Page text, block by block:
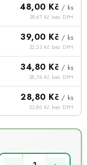
48,00 Kč / ks
39,67 Kč bez DPH
39,00 Kč / ks
32,23 Kč bez DPH
34,80 Kč / ks
28,76 Kč bez DPH
28,80 Kč / ks
23,80 Kč bez DPH